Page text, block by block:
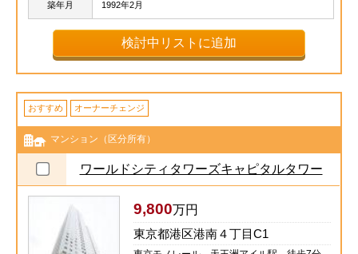
築年月 1992年2月
検討中リストに追加
おすすめ オーナーチェンジ
マンション（区分所有）
ワールドシティタワーズキャピタルタワー
9,800万円
東京都港区港南４丁目C1